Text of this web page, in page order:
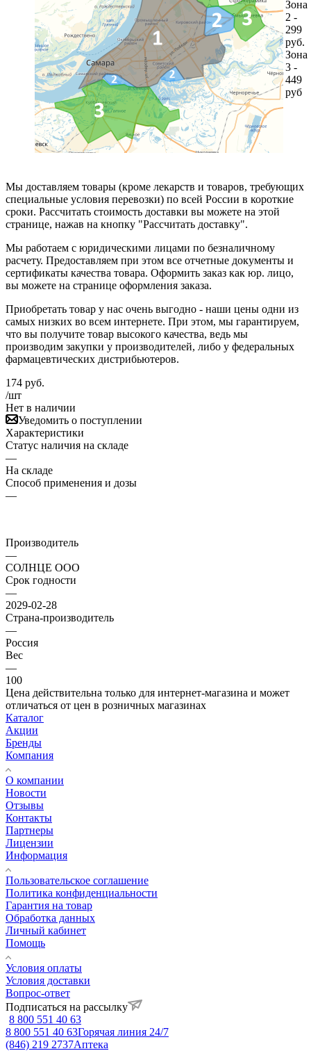
Зона
2 -
299
руб.
Зона
3 -
449
руб
Мы доставляем товары (кроме лекарств и товаров, требующих
специальные условия перевозки) по всей России в короткие
сроки. Рассчитать стоимость доставки вы можете на этой
странице, нажав на кнопку "Рассчитать доставку".
Мы работаем с юридическими лицами по безналичному
расчету. Предоставляем при этом все отчетные документы и
сертификаты качества товара. Оформить заказ как юр. лицо,
вы можете на странице оформления заказа.
Приобретать товар у нас очень выгодно - наши цены одни из
самых низких во всем интернете. При этом, мы гарантируем,
что вы получите товар высокого качества, ведь мы
производим закупки у производителей, либо у федеральных
фармацевтических дистрибьютеров.
174 руб.
/шт
Нет в наличии
Уведомить о поступлении
Характеристики
Статус наличия на складе
—
На складе
Способ применения и дозы
—
Производитель
—
СОЛНЦЕ ООО
Срок годности
—
2029-02-28
Страна-производитель
—
Россия
Вес
—
100
Цена действительна только для интернет-магазина и может
отличаться от цен в розничных магазинах
Каталог
Акции
Бренды
Компания
О компании
Новости
Отзывы
Контакты
Партнеры
Лицензии
Информация
Пользовательское соглашение
Политика конфиденциальности
Гарантия на товар
Обработка данных
Личный кабинет
Помощь
Условия оплаты
Условия доставки
Вопрос-ответ
Подписаться на рассылку
8 800 551 40 63
8 800 551 40 63Горячая линия 24/7
(846) 219 2737Аптека